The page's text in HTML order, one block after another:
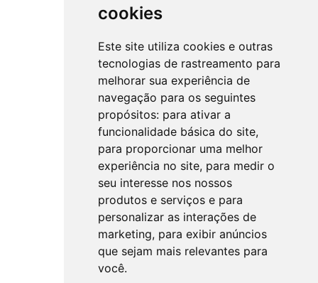
cookies
Este site utiliza cookies e outras
tecnologias de rastreamento para
melhorar sua experiência de
navegação para os seguintes
propósitos: para ativar a
funcionalidade básica do site,
para proporcionar uma melhor
experiência no site, para medir o
seu interesse nos nossos
produtos e serviços e para
personalizar as interações de
marketing, para exibir anúncios
que sejam mais relevantes para
você.